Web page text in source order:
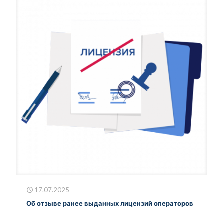
17.07.2025
Об отзыве ранее выданных лицензий операторов